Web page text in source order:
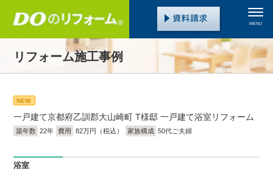
MENU
リフォーム施工事例
NEW
一戸建て京都府乙訓郡大山崎町 T様邸 一戸建て浴室リフォーム
築年数 22年 費用 82万円（税込） 家族構成 50代ご夫婦
浴室